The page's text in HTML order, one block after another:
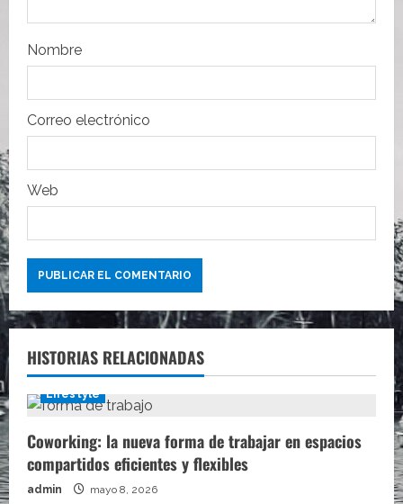
t
r
a
d
a
s
Nombre
Correo electrónico
Web
HISTORIAS RELACIONADAS
Lifestyle
Coworking: la nueva forma de trabajar en espacios
compartidos eficientes y flexibles
admin mayo 8, 2026